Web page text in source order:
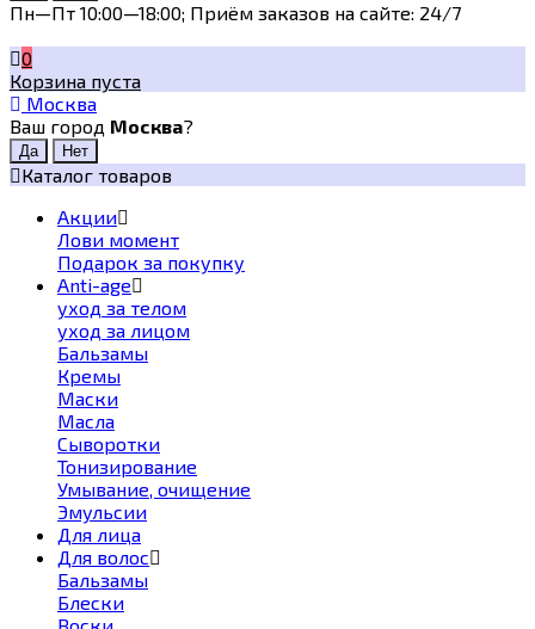
Пн—Пт 10:00—18:00; Приём заказов на сайте: 24/7
0
Корзина пуста
Москва
Ваш город Москва?
Каталог товаров
Акции
Лови момент
Подарок за покупку
Anti-age
уход за телом
уход за лицом
Бальзамы
Кремы
Маски
Масла
Сыворотки
Тонизирование
Умывание, очищение
Эмульсии
Для лица
Для волос
Бальзамы
Блески